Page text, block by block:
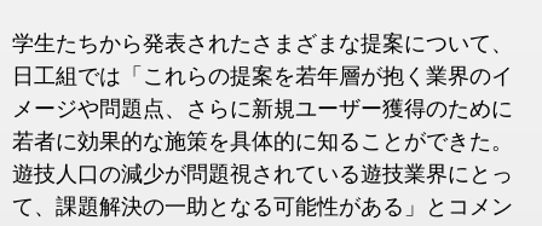
学生たちから発表されたさまざまな提案について、
日工組では「これらの提案を若年層が抱く業界のイ
メージや問題点、さらに新規ユーザー獲得のために
若者に効果的な施策を具体的に知ることができ た。
遊技人口の減少が問題視されている遊技業界にとっ
て、課題解決の一助となる可能性がある」とコメン